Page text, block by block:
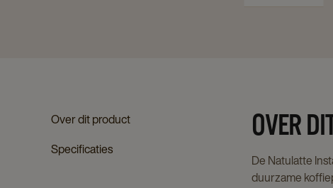
Over dit product
Specificaties
OVER
De Natulatte
duurzame